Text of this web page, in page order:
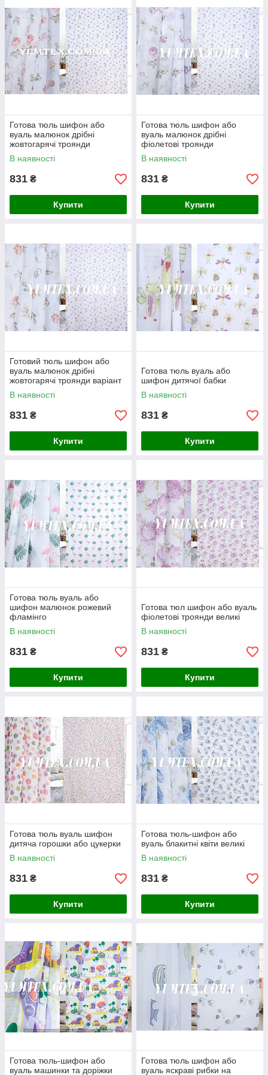
виробів.
Наші роботи з декорування вікна можна знайти у
розділі Портфоліо на нашому сайті.
Для швидкого зв’язку і замовлення пишіть у
Вайбер або телеграм 0975562689.
Готова тюль шифон або
вуаль малюнок дрібні
жовтогарячі троянди
В наявності
831 ₴
Купити
Готова тюль шифон або
вуаль малюнок дрібні
фіолетові троянди
В наявності
831 ₴
Купити
Готовий тюль шифон або
вуаль малюнок дрібні
жовтогарячі троянди варіант
2
В наявності
831 ₴
Купити
Готова тюль вуаль або
шифон дитячої бабки
В наявності
831 ₴
Купити
Готова тюль вуаль або
шифон малюнок рожевий
фламінго
В наявності
831 ₴
Купити
Готова тюл шифон або вуаль
фіолетові троянди великі
В наявності
831 ₴
Купити
Готова тюль вуаль шифон
дитяча горошки або цукерки
В наявності
831 ₴
Купити
Готова тюль-шифон або
вуаль блакитні квіти великі
В наявності
831 ₴
Купити
Готова тюль-шифон або
вуаль машинки та доріжки
Готова тюль шифон або
вуаль яскраві рибки на